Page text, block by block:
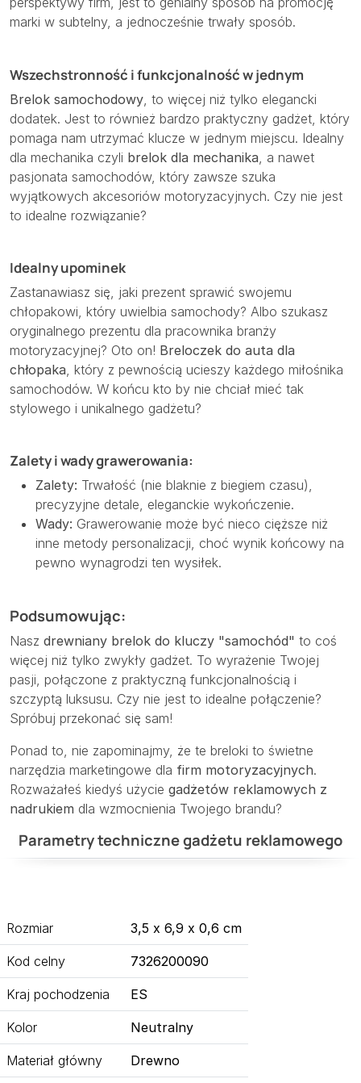
marki w subtelny, a jednocześnie trwały sposób.
Wszechstronność i funkcjonalność w jednym
Brelok samochodowy , to więcej niż tylko elegancki
dodatek. Jest to również bardzo praktyczny gadżet, który
pomaga nam utrzymać klucze w jednym miejscu. Idealny
dla mechanika czyli brelok dla mechanika , a nawet
pasjonata samochodów, który zawsze szuka
wyjątkowych akcesoriów motoryzacyjnych. Czy nie jest
to idealne rozwiązanie?
Idealny upominek
Zastanawiasz się, jaki prezent sprawić swojemu
chłopakowi, który uwielbia samochody? Albo szukasz
oryginalnego prezentu dla pracownika branży
motoryzacyjnej? Oto on! Breloczek do auta dla
chłopaka , który z pewnością ucieszy każdego miłośnika
samochodów. W końcu kto by nie chciał mieć tak
stylowego i unikalnego gadżetu?
Zalety i wady grawerowania:
Zalety: Trwałość (nie blaknie z biegiem czasu),
precyzyjne detale, eleganckie wykończenie.
Wady: Grawerowanie może być nieco cięższe niż
inne metody personalizacji, choć wynik końcowy na
pewno wynagrodzi ten wysiłek.
Podsumowując:
Nasz drewniany brelok do kluczy "samochód" to coś
więcej niż tylko zwykły gadżet. To wyrażenie Twojej
pasji, połączone z praktyczną funkcjonalnością i
szczyptą luksusu. Czy nie jest to idealne połączenie?
Spróbuj przekonać się sam!
Ponad to, nie zapominajmy, że te breloki to świetne
narzędzia marketingowe dla firm motoryzacyjnych.
Rozważałeś kiedyś użycie gadżetów reklamowych z
nadrukiem dla wzmocnienia Twojego brandu?
Parametry techniczne gadżetu reklamowego
Rozmiar 3,5 x 6,9 x 0,6 cm
Kod celny 7326200090
Kraj pochodzenia ES
Kolor Neutralny
Materiał główny Drewno